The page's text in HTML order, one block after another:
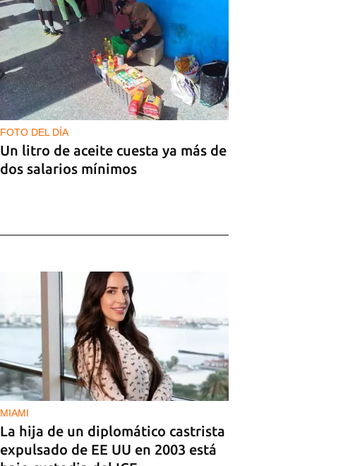
FOTO DEL DÍA
Un litro de aceite cuesta ya más de
dos salarios mínimos
MIAMI
La hija de un diplomático castrista
expulsado de EE UU en 2003 está